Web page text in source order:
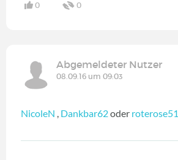
0 0
Abgemeldeter Nutzer
08.09.16 um 09:03
NicoleN Dankbar62oder roterose51